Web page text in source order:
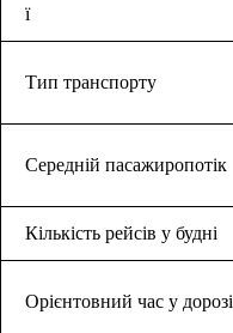
ї
Тип транспорту
Середній пасажиропотік
Кількість рейсів у будні
Орієнтовний час у дорозі